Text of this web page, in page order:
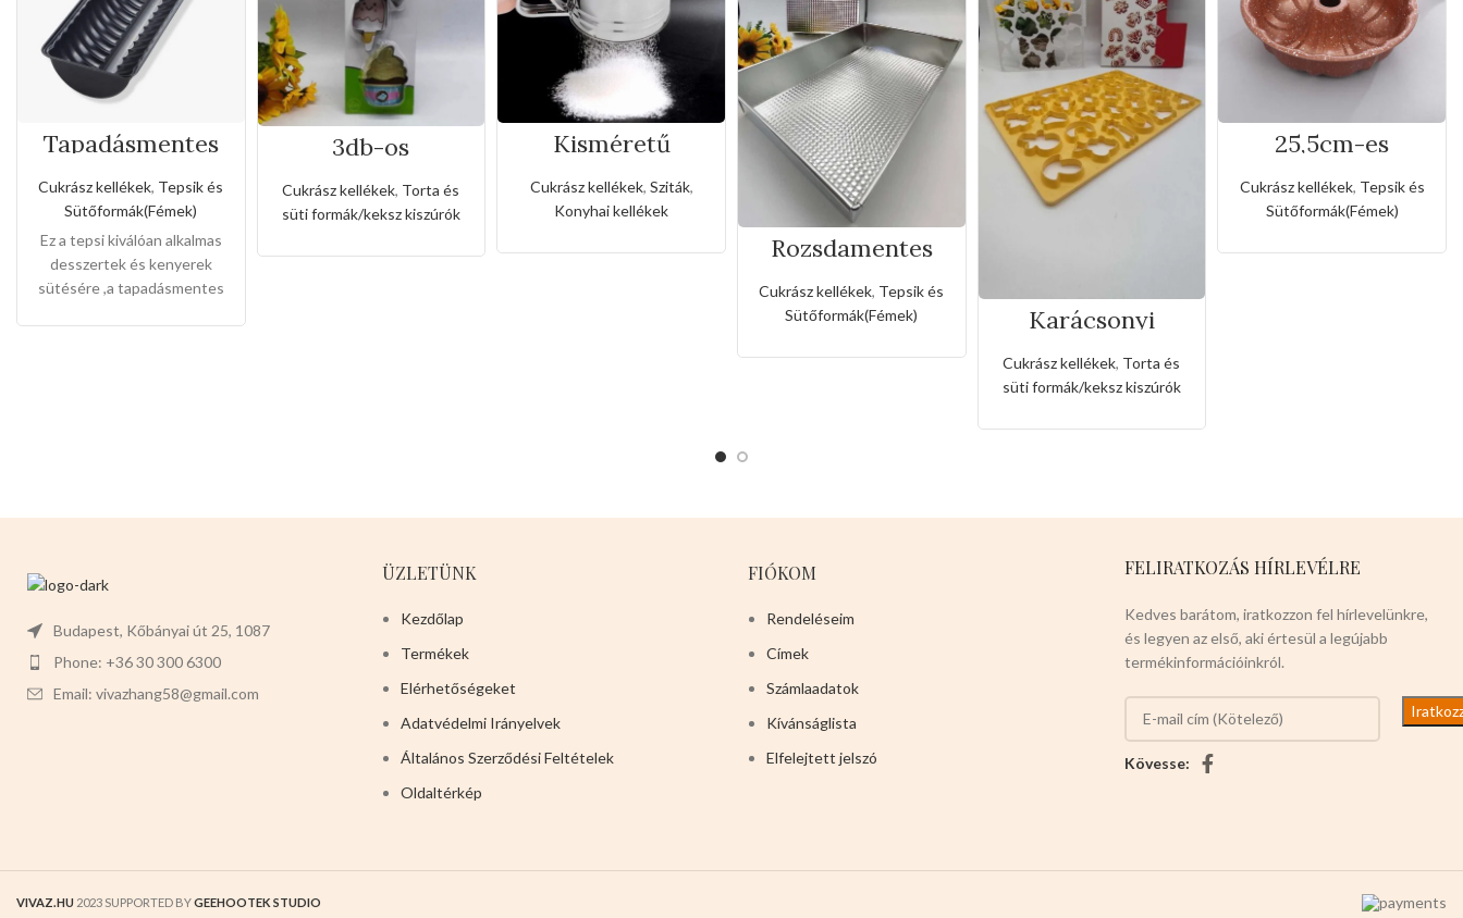
Tapadásmentes
őzgerinc
forma(Nagy
méret)
Cukrász kellékek, Tepsik és
Sütőformák(Fémek)
Ez a tepsi kiválóan alkalmas
desszertek és kenyerek
sütésére ,a tapadásmentes
3db-os
kiszúró készlet
fagyi és muffin
alakkal
Cukrász kellékek, Torta és
süti formák/keksz kiszúrók
Kisméretű
rozsdamentes
liszt,porcukor
szóró
Cukrász kellékek, Sziták,
Konyhai kellékek
Rozsdamentes
Cukrász kellékek, Tepsik és
Sütőformák(Fémek)
Karácsonyi
sütemény kiszúró
forma
Cukrász kellékek, Torta és
süti formák/keksz kiszúrók
25,5cm-es
tapadásmentes
kuglóf sütőforma
Cukrász kellékek, Tepsik és
Sütőformák(Fémek)
Budapest, Kőbányai út 25, 1087
Phone: +36 30 300 6300
Email: vivazhang58@gmail.com
ÜZLETÜNK
Kezdőlap
Termékek
Elérhetőségeket
Adatvédelmi Irányelvek
Általános Szerződési Feltételek
Oldaltérkép
FIÓKOM
Rendeléseim
Címek
Számlaadatok
Kívánságlista
Elfelejtett jelszó
FELIRATKOZÁS HÍRLEVÉLRE
Kedves barátom, iratkozzon fel hírlevelünkre,
és legyen az első, aki értesül a legújabb
termékinformációinkról.
Kövesse:
VIVAZ.HU 2023 SUPPORTED BYGEEHOOTEK STUDIO